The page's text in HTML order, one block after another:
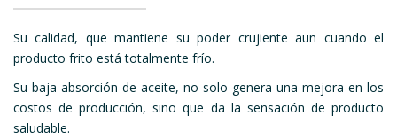
Su calidad, que mantiene su poder crujiente aun cuando el
producto frito está totalmente frío.
Su baja absorción de aceite, no solo genera una mejora en los
costos de producción, sino que da la sensación de producto
saludable.